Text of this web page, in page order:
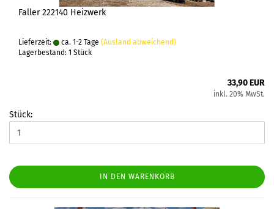
Faller 222140 Heizwerk
Lieferzeit: ca. 1-2 Tage (Ausland abweichend)
Lagerbestand: 1 Stück
33,90 EUR
inkl. 20% MwSt.
Stück:
IN DEN WARENKORB